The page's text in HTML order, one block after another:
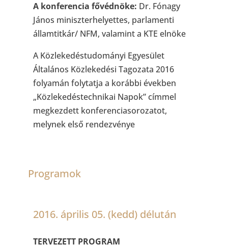
A konferencia fővédnöke: Dr. Fónagy
János miniszterhelyettes, parlamenti
államtitkár/ NFM, valamint a KTE elnöke
A Közlekedéstudományi Egyesület
Általános Közlekedési Tagozata 2016
folyamán folytatja a korábbi években
„Közlekedéstechnikai Napok” címmel
megkezdett konferenciasorozatot,
melynek első rendezvénye
Programok
2016. április 05. (kedd) délután
TERVEZETT PROGRAM